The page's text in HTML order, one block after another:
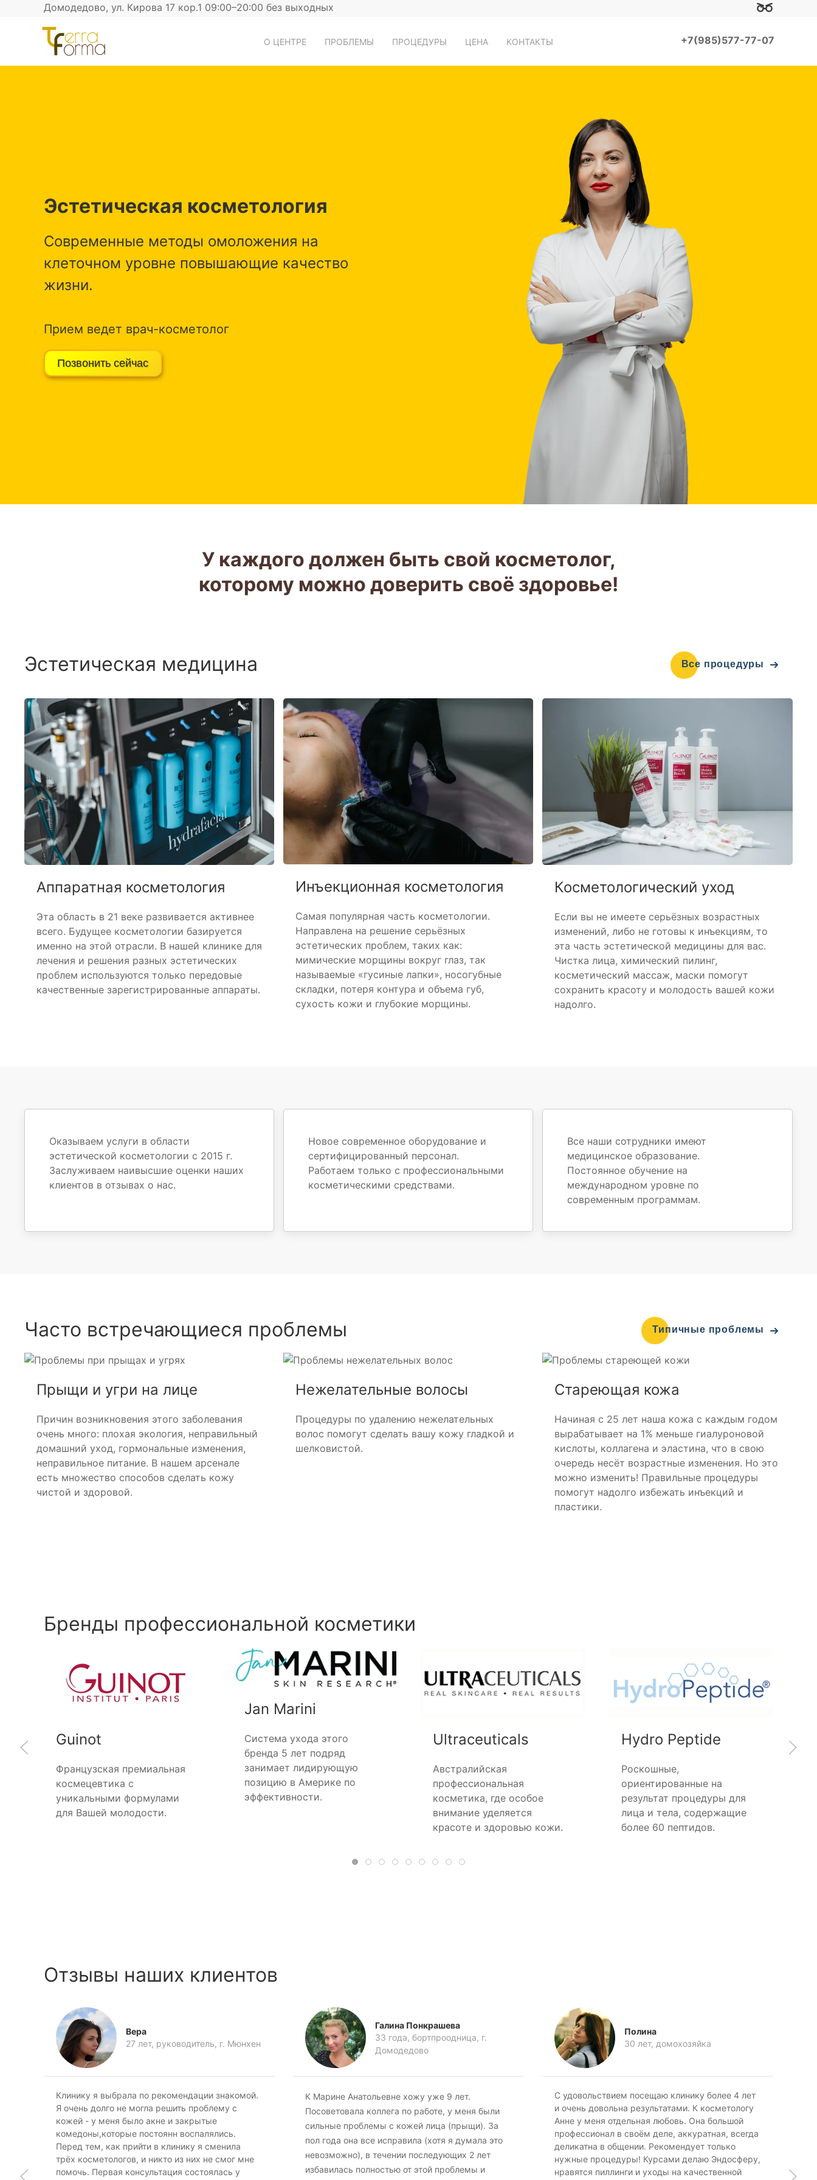
Домодедово, ул. Кирова 17 кор.1 09:00–20:00 без выходных
О ЦЕНТРЕ ПРОБЛЕМЫ ПРОЦЕДУРЫ ЦЕНА КОНТАКТЫ +7(985)577-77-07
Эстетическая косметология
Современные методы омоложения на
клеточном уровне повышающие качество
жизни.
Прием ведет врач-косметолог
Позвонить сейчас
У каждого должен быть свой косметолог,
которому можно доверить своё здоровье!
Эстетическая медицина Все процедуры
Аппаратная косметология
Эта область в 21 веке развивается активнее
всего. Будущее косметологии базируется
именно на этой отрасли. В нашей клинике для
лечения и решения разных эстетических
проблем используются только передовые
качественные зарегистрированные аппараты.
Инъекционная косметология
Самая популярная часть косметологии.
Направлена на решение серьёзных
эстетических проблем, таких как:
мимические морщины вокруг глаз, так
называемые «гусиные лапки», носогубные
складки, потеря контура и объема губ,
сухость кожи и глубокие морщины.
Косметологический уход
Если вы не имеете серьёзных возрастных
изменений, либо не готовы к инъекциям, то
эта часть эстетической медицины для вас.
Чистка лица, химический пилинг,
косметический массаж, маски помогут
сохранить красоту и молодость вашей кожи
надолго.
Оказываем услуги в области
эстетической косметологии с 2015 г.
Заслуживаем наивысшие оценки наших
клиентов в отзывах о нас.
Новое современное оборудование и
сертифицированный персонал.
Работаем только с профессиональными
косметическими средствами.
Все наши сотрудники имеют
медицинское образование.
Постоянное обучение на
международном уровне по
современным программам.
Часто встречающиеся проблемы Типичные проблемы
Прыщи и угри на лице
Причин возникновения этого заболевания
очень много: плохая экология, неправильный
домашний уход, гормональные изменения,
неправильное питание. В нашем арсенале
есть множество способов сделать кожу
чистой и здоровой.
Нежелательные волосы
Процедуры по удалению нежелательных
волос помогут сделать вашу кожу гладкой и
шелковистой.
Стареющая кожа
Начиная с 25 лет наша кожа с каждым годом
вырабатывает на 1% меньше гиалуроновой
кислоты, коллагена и эластина, что в свою
очередь несёт возрастные изменения. Но это
можно изменить! Правильные процедуры
помогут надолго избежать инъекций и
пластики.
Бренды профессиональной косметики
Guinot
Французская премиальная
космецевтика с
уникальными формулами
для Вашей молодости.
Jan Marini
Система ухода этого
бренда 5 лет подряд
занимает лидирующую
позицию в Америке по
эффективности.
Ultraceuticals
Австралийская
профессиональная
косметика, где особое
внимание уделяется
красоте и здоровью кожи.
Hydro Peptide
Роскошные,
ориентированные на
результат процедуры для
лица и тела, содержащие
более 60 пептидов.
Отзывы наших клиентов
Вера
27 лет, руководитель, г. Мюнхен
Клинику я выбрала по рекомендации знакомой.
Я очень долго не могла решить проблему с
кожей - у меня было акне и закрытые
комедоны,которые постоянн воспалялись.
Перед тем, как прийти в клинику я сменила
трёх косметологов, и никто из них не смог мне
помочь. Первая консультация состоялась у
Галина Понкрашева
33 года, бортпроодница, г.
Домодедово
К Марине Анатольевне хожу уже 9 лет.
Посоветовала коллега по работе, у меня были
сильные проблемы с кожей лица (прыщи). За
пол года она все исправила (хотя я думала это
невозможно), в течении последующих 2 лет
избавилась полностью от этой проблемы и
Полина
30 лет, домохозяйка
С удовольствием посещаю клинику более 4 лет
и очень довольна результатами. К косметологу
Анне у меня отдельная любовь. Она большой
профессионал в своём деле, аккуратная, всегда
деликатна в общении. Рекомендует только
нужные процедуры! Курсами делаю Эндосферу,
нравятся пиллинги и уходы на качественной